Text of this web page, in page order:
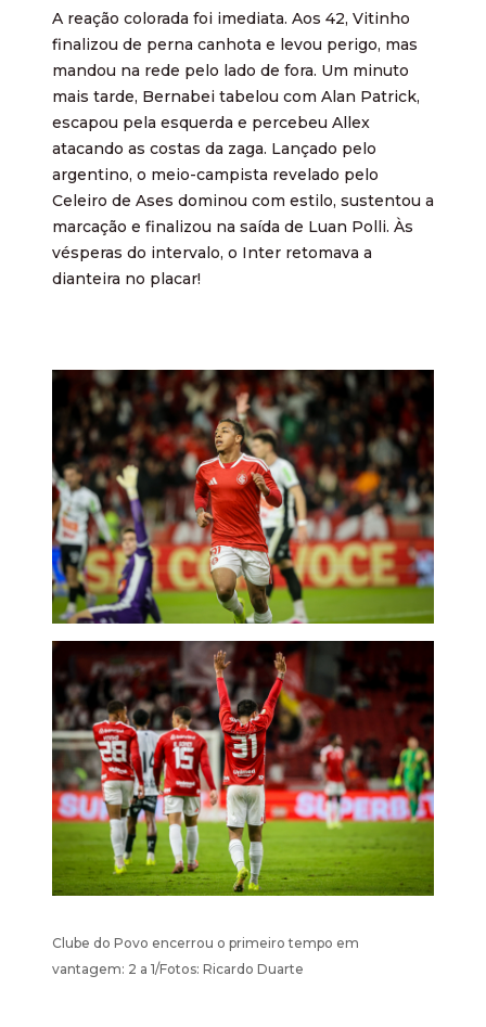
A reação colorada foi imediata. Aos 42, Vitinho
finalizou de perna canhota e levou perigo, mas
mandou na rede pelo lado de fora. Um minuto
mais tarde, Bernabei tabelou com Alan Patrick,
escapou pela esquerda e percebeu Allex
atacando as costas da zaga. Lançado pelo
argentino, o meio-campista revelado pelo
Celeiro de Ases dominou com estilo, sustentou a
marcação e finalizou na saída de Luan Polli. Às
vésperas do intervalo, o Inter retomava a
dianteira no placar!
Clube do Povo encerrou o primeiro tempo em
vantagem: 2 a 1/Fotos: Ricardo Duarte